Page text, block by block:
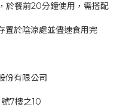
於餐前20分鐘使用，需搭配
置於陰涼處並儘速食用完
份有限公司
7樓之10